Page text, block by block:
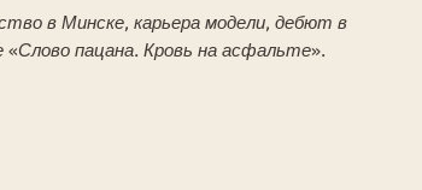
в Минске, карьера модели, дебют в
«Слово пацана. Кровь на асфальте».